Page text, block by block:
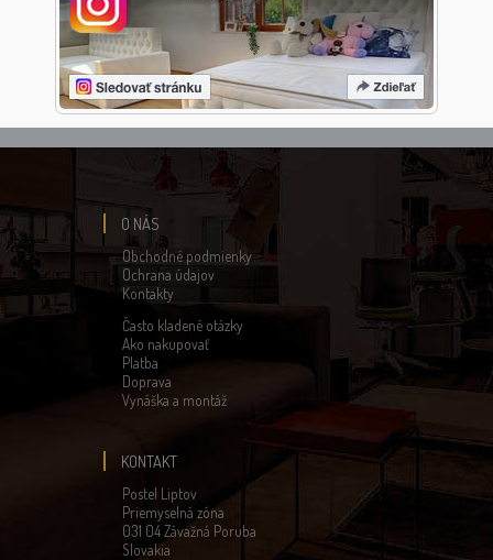
O NÁS
Obchodné podmienky
Ochrana údajov
Kontakty
Často kladené otázky
Ako nakupovať
Platba
Doprava
Vynáška a montáž
KONTAKT
Postel Liptov
Priemyselná zóna
031 04 Závažná Poruba
Slovakia